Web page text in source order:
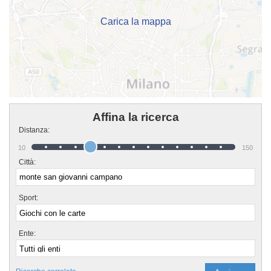
Carica la mappa
Affina la ricerca
Distanza:
10 150
Città:
Sport:
Ente: